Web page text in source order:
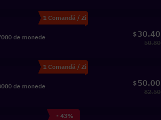
1 Comandă / Zi
de monede $ 30.40
50.80
1 Comandă / Zi
de monede $ 50.00
82.50
- 43%